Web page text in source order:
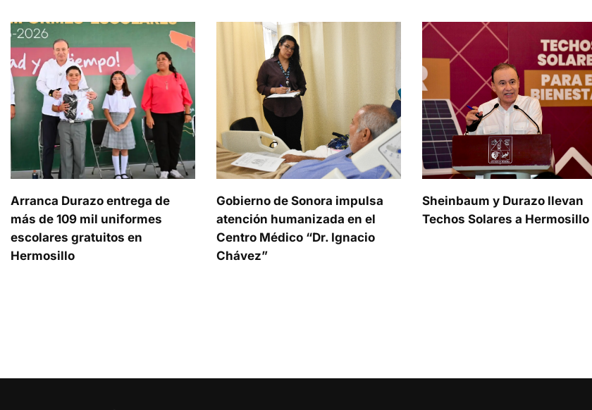
Arranca Durazo entrega de
más de 109 mil uniformes
escolares gratuitos en
Hermosillo
Gobierno de Sonora impulsa
atención humanizada en el
Centro Médico “Dr. Ignacio
Chávez”
Sheinbaum y Durazo llevan
Techos Solares a Hermosillo